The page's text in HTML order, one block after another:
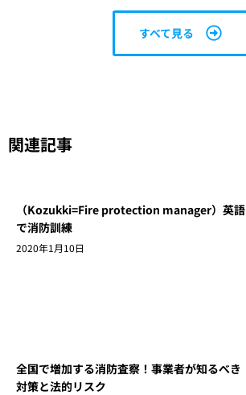
すべて見る
関連記事
（Kozukki=Fire protection manager）英語
で消防訓練
2020年1月10日
全国で増加する消防査察！事業者が知るべき
対策と法的リスク